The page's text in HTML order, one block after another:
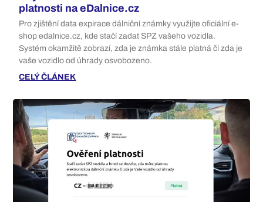
platnosti na eDalnice.cz
Pro zjištění data expirace dálniční známky využijte oficiální e-
shop edalnice.cz, kde stačí zadat SPZ vašeho vozidla.
Systém okamžitě zobrazí, zda je známka stále platná či zda je
vaše vozidlo od úhrady osvobozeno.
CELÝ ČLÁNEK